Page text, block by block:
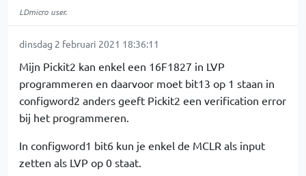
LDmicro user.
dinsdag 2 februari 2021 18:36:11
Mijn Pickit2 kan enkel een 16F1827 in LVP
programmeren en daarvoor moet bit13 op 1 staan in
configword2 anders geeft Pickit2 een verification error
bij het programmeren.
In configword1 bit6 kun je enkel de MCLR als input
zetten als LVP op 0 staat.